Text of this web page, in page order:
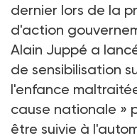
dernier lors de la
d'action
Alain Juppé a
de sensibilisation
l'enfance
cause nationale »
être suivie à